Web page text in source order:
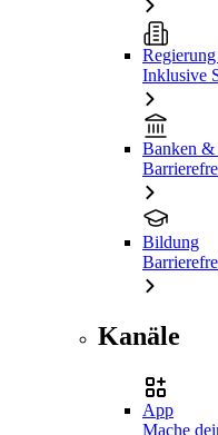
Inklusive
Banken &
Bildung
Kanäle
App
Mache